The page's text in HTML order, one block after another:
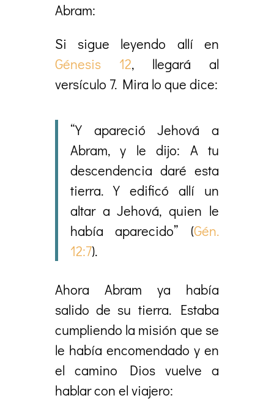
Abram:
Si sigue leyendo allí en
Génesis 12, llegará al
versículo 7. Mira lo que dice:
“Y apareció Jehová a
Abram, y le dijo: A tu
descendencia daré esta
tierra. Y edificó allí un
altar a Jehová, quien le
había aparecido” (Gén.
12:7).
Ahora Abram ya había
salido de su tierra. Estaba
cumpliendo la misión que se
le había encomendado y en
el camino Dios vuelve a
hablar con el viajero: